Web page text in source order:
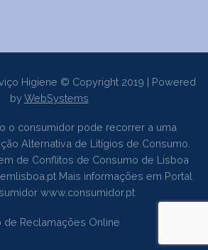
Higiene © Copyright 2019 | Powered
byWebSystems
o consumidor pode recorrer a uma
Alternativa de Litígios de Consumo.
de Conflitos de Consumo de Lisboa
Mais informações em Portal
www.consumidor.pt
de Reclamações Online